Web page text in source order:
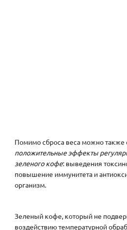
Помимо сброса веса можно также
положительные эффекты
зеленого кофе: выведения
повышение иммунитета и
организм.
Зеленый кофе, который не
воздействию температурной